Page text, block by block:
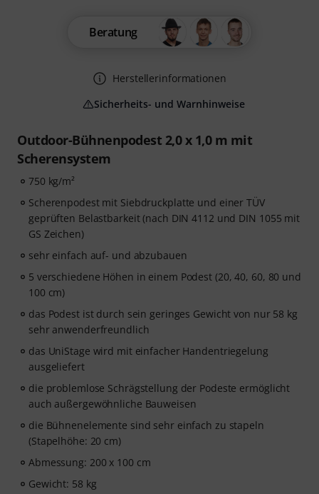
Outdoor-Bühnenpodest 2,0 x 1,0 m mit
Scherensystem
750 kg/m²
Scherenpodest mit Siebdruckplatte und einer TÜV
geprüften Belastbarkeit (nach DIN 4112 und DIN 1055 mit
GS Zeichen)
sehr einfach auf- und abzubauen
5 verschiedene Höhen in einem Podest (20, 40, 60, 80 und
100 cm)
das Podest ist durch sein geringes Gewicht von nur 58 kg
sehr anwenderfreundlich
das UniStage wird mit einfacher Handentriegelung
ausgeliefert
die problemlose Schrägstellung der Podeste ermöglicht
auch außergewöhnliche Bauweisen
die Bühnenelemente sind sehr einfach zu stapeln
(Stapelhöhe: 20 cm)
Abmessung: 200 x 100 cm
Gewicht: 58 kg
Beratung
Herstellerinformationen
Sicherheits- und Warnhinweise